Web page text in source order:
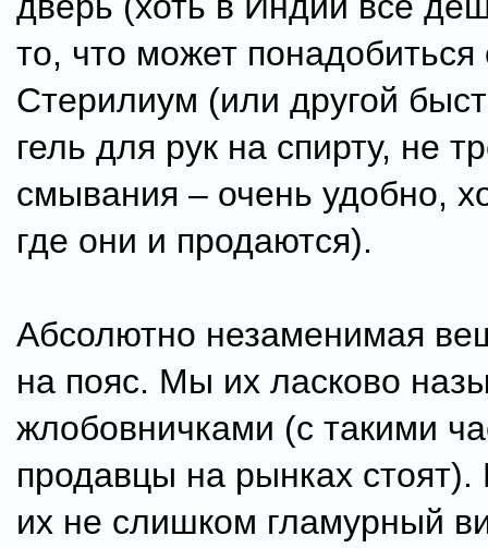
то, что может понадобиться
Стерилиум (или другой
гель для рук на спирту, не
смывания – очень удобно,
где они и продаются).
Абсолютно незаменимая
на пояс. Мы их ласково
жлобовничками (с такими
продавцы на рынках
их не слишком гламурный